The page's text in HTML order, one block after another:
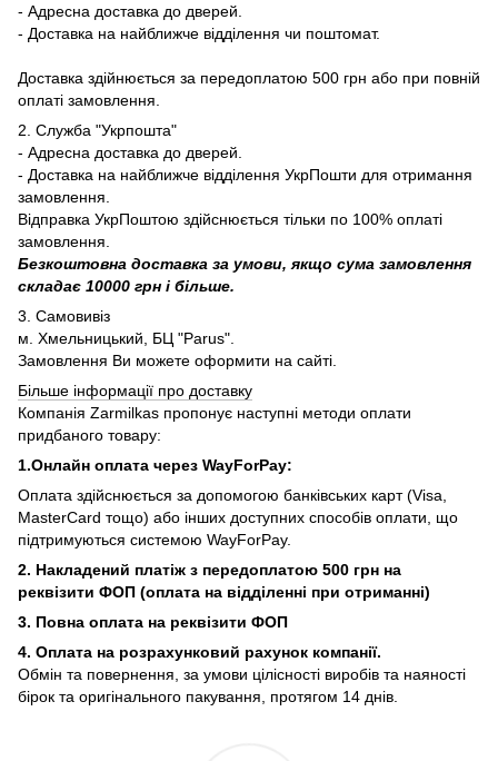
- Адресна доставка до дверей.
- Доставка на найближче відділення чи поштомат.
Доставка здійнюється за передоплатою 500 грн або при повній
оплаті замовлення.
2. Служба "Укрпошта"
- Адресна доставка до дверей.
- Доставка на найближче відділення УкрПошти для отримання
замовлення.
Відправка УкрПоштою здійснюється тільки по 100% оплаті
замовлення.
Безкоштовна доставка за умови, якщо сума замовлення
складає 10000 грн і більше.
3. Самовивіз
м. Хмельницький, БЦ "Parus".
Замовлення Ви можете оформити на сайті.
Більше інформації про доставку
Компанія Zarmilkas пропонує наступні методи оплати
придбаного товару:
1.Онлайн оплата через WayForPay:
Оплата здійснюється за допомогою банківських карт (Visa,
MasterCard тощо) або інших доступних способів оплати, що
підтримуються системою WayForPay.
2. Накладений платіж з передоплатою 500 грн на
реквізити ФОП (оплата на відділенні при отриманні)
3. Повна оплата на реквізити ФОП
4. Оплата на розрахунковий рахунок компанії.
Обмін та повернення, за умови цілісності виробів та наяності
бірок та оригінального пакування, протягом 14 днів.